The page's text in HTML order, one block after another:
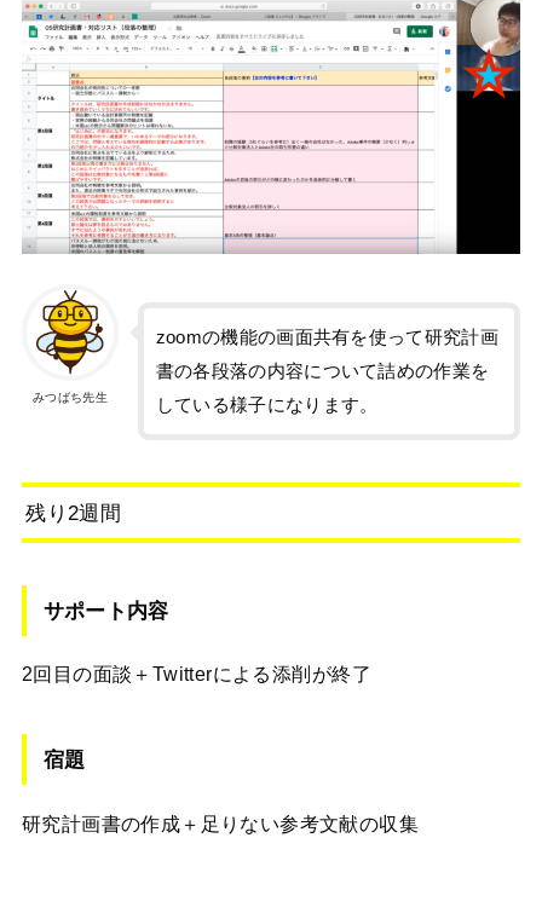
みつばち先生
zoomの機能の画面共有を使って研究計画
書の各段落の内容について詰めの作業を
している様子になります。
残り2週間
サポート内容
2回目の面談＋Twitterによる添削が終了
宿題
研究計画書の作成＋足りない参考文献の収集